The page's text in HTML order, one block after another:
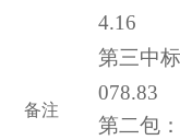
备注
4.16
第三中
078.83
第二包：